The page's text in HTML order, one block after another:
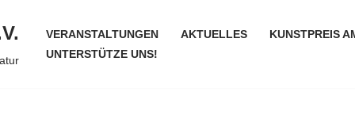
VERANSTALTUNGEN AKTUELLES
KUNSTPREIS
UNTERSTÜTZE UNS!